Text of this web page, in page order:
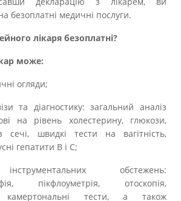
безоплатні медичні послуги.
лікаря безоплатні?
може:
огляди;
та діагностику: загальний аналіз
на рівень холестерину, глюкози,
сечі, швидкі тести на вагітність,
гепатити В і С;
обстежень:
пікфлоуметрія, отоскопія,
камертональні тести, а також